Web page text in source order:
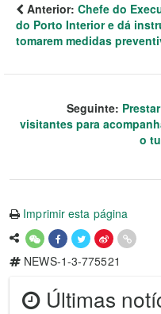
Anterior: Chefe do
do Porto Interior e dá
tomarem medidas
Seguinte:
visitantes para
o
Imprimir esta página
NEWS-1-3-775521
Últimas